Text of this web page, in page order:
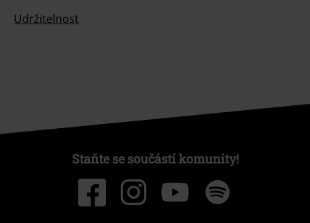
Udržitelnost
Staňte se součástí komunity!